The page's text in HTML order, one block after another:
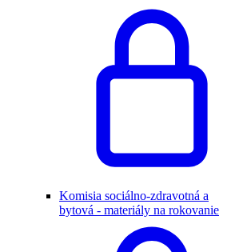
Komisia sociálno-zdravotná a
bytová - materiály na rokovanie